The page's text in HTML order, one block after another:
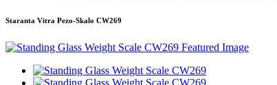
Staranta Vitra Pezo-Skalo CW269